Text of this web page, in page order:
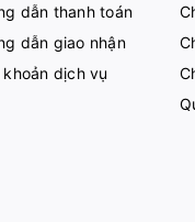
dẫn thanh toán
dẫn giao nhận
dịch vụ